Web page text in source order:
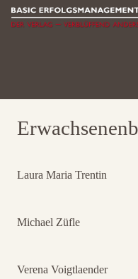
Laura Maria Trentin
Michael Züfle
Verena Voigtlaender